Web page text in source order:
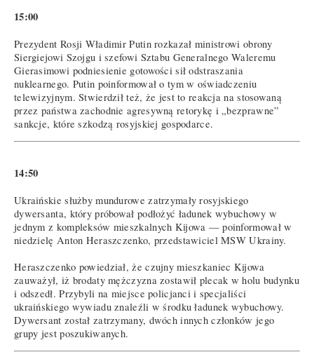
15:00
Prezydent Rosji Władimir Putin rozkazał ministrowi obrony
Siergiejowi Szojgu i szefowi Sztabu Generalnego Waleremu
Gierasimowi podniesienie gotowości sił odstraszania
nuklearnego. Putin poinformował o tym w oświadczeniu
telewizyjnym. Stwierdził też, że jest to reakcja na stosowaną
przez państwa zachodnie agresywną retorykę i „bezprawne”
sankcje, które szkodzą rosyjskiej gospodarce.
14:50
Ukraińskie służby mundurowe zatrzymały rosyjskiego
dywersanta, który próbował podłożyć ładunek wybuchowy w
jednym z kompleksów mieszkalnych Kijowa — poinformował w
niedzielę Anton Heraszczenko, przedstawiciel MSW Ukrainy.
Heraszczenko powiedział, że czujny mieszkaniec Kijowa
zauważył, iż brodaty mężczyzna zostawił plecak w holu budynku
i odszedł. Przybyli na miejsce policjanci i specjaliści
ukraińskiego wywiadu znaleźli w środku ładunek wybuchowy.
Dywersant został zatrzymany, dwóch innych członków jego
grupy jest poszukiwanych.